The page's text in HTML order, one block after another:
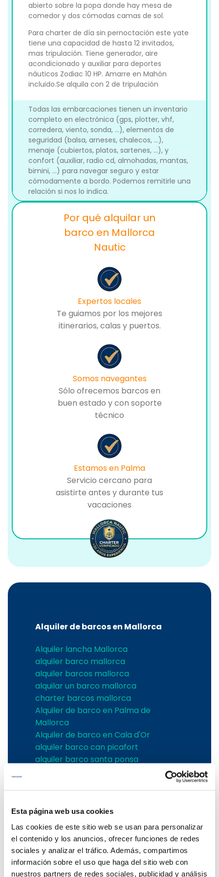
Esta página web usa cookies
Las cookies de este sitio web se usan para personalizar
el contenido y los anuncios, ofrecer funciones de redes
sociales y analizar el tráfico. Además, compartimos
información sobre el uso que haga del sitio web con
nuestros partners de redes sociales, publicidad y análisis
abierto sobre la popa donde hay mesa de
comedor y dos cómodas camas de sol.
Para charter de día sin pernoctación este yate
tiene una capacidad de hasta 12 invitados,
mas tripulación. Tiene generador, aire
acondicionado y auxiliar para deportes
náuticos Zodiac 10 HP. Amarre en Mahón
incluido.Se alquila con 2 de tripulación
Todas las embarcaciones tienen un inventario
completo en electrónica (gps, plotter, vhf,
corredera, viento, sonda, ...), elementos de
seguridad (balsa, arneses, chalecos, ...),
menaje (cubiertos, platos, sartenes, ...), y
confort (auxiliar, radio cd, almohadas, mantas,
bimini, ...) para navegar seguro y estar
cómodamente a bordo. Podemos remitirle una
relación si nos lo indica.
Por qué alquilar un
barco en Mallorca
Nautic
Expertos locales
Te guiamos por los mejores
itinerarios, calas y puertos.
Somos navegantes
Sólo ofrecemos barcos en
buen estado y con soporte
técnico
Estamos en Palma
Servicio cercano para
asistirte antes y durante tus
vacaciones
Alquiler de barcos en Mallorca
Alquiler lancha Mallorca
alquiler barco mallorca
alquiler barcos mallorca
alquilar un barco mallorca
charter barcos mallorca
Alquiler de barco en Palma de
Mallorca
Alquiler de barco en Cala d'Or
alquiler barco can picafort
alquiler barco santa ponsa
Alquiler de barco en Porto Colom
Alquiler de barco en Andratx
Alquiler de barco en Soller
Alquiler de velero en Pollensa
Alquiler de barco en Alcudia